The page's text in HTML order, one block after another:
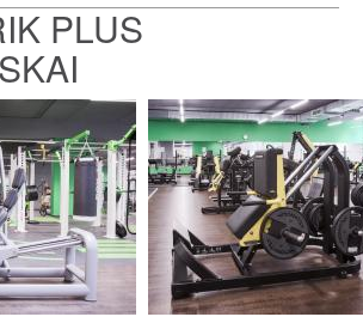
PLUS